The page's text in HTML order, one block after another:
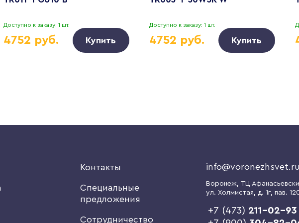
Доступно к заказу: 1 шт.
4752 руб. Купить
Доступно к заказу: 1 шт.
4752 руб. Купить
Контакты
Специальные
предложения
Сотрудничество
info@voronezhsvet.ru
Воронеж, ТЦ
ул. Холмистая, д. 1г, пав.
+7 (473) 211-02-93